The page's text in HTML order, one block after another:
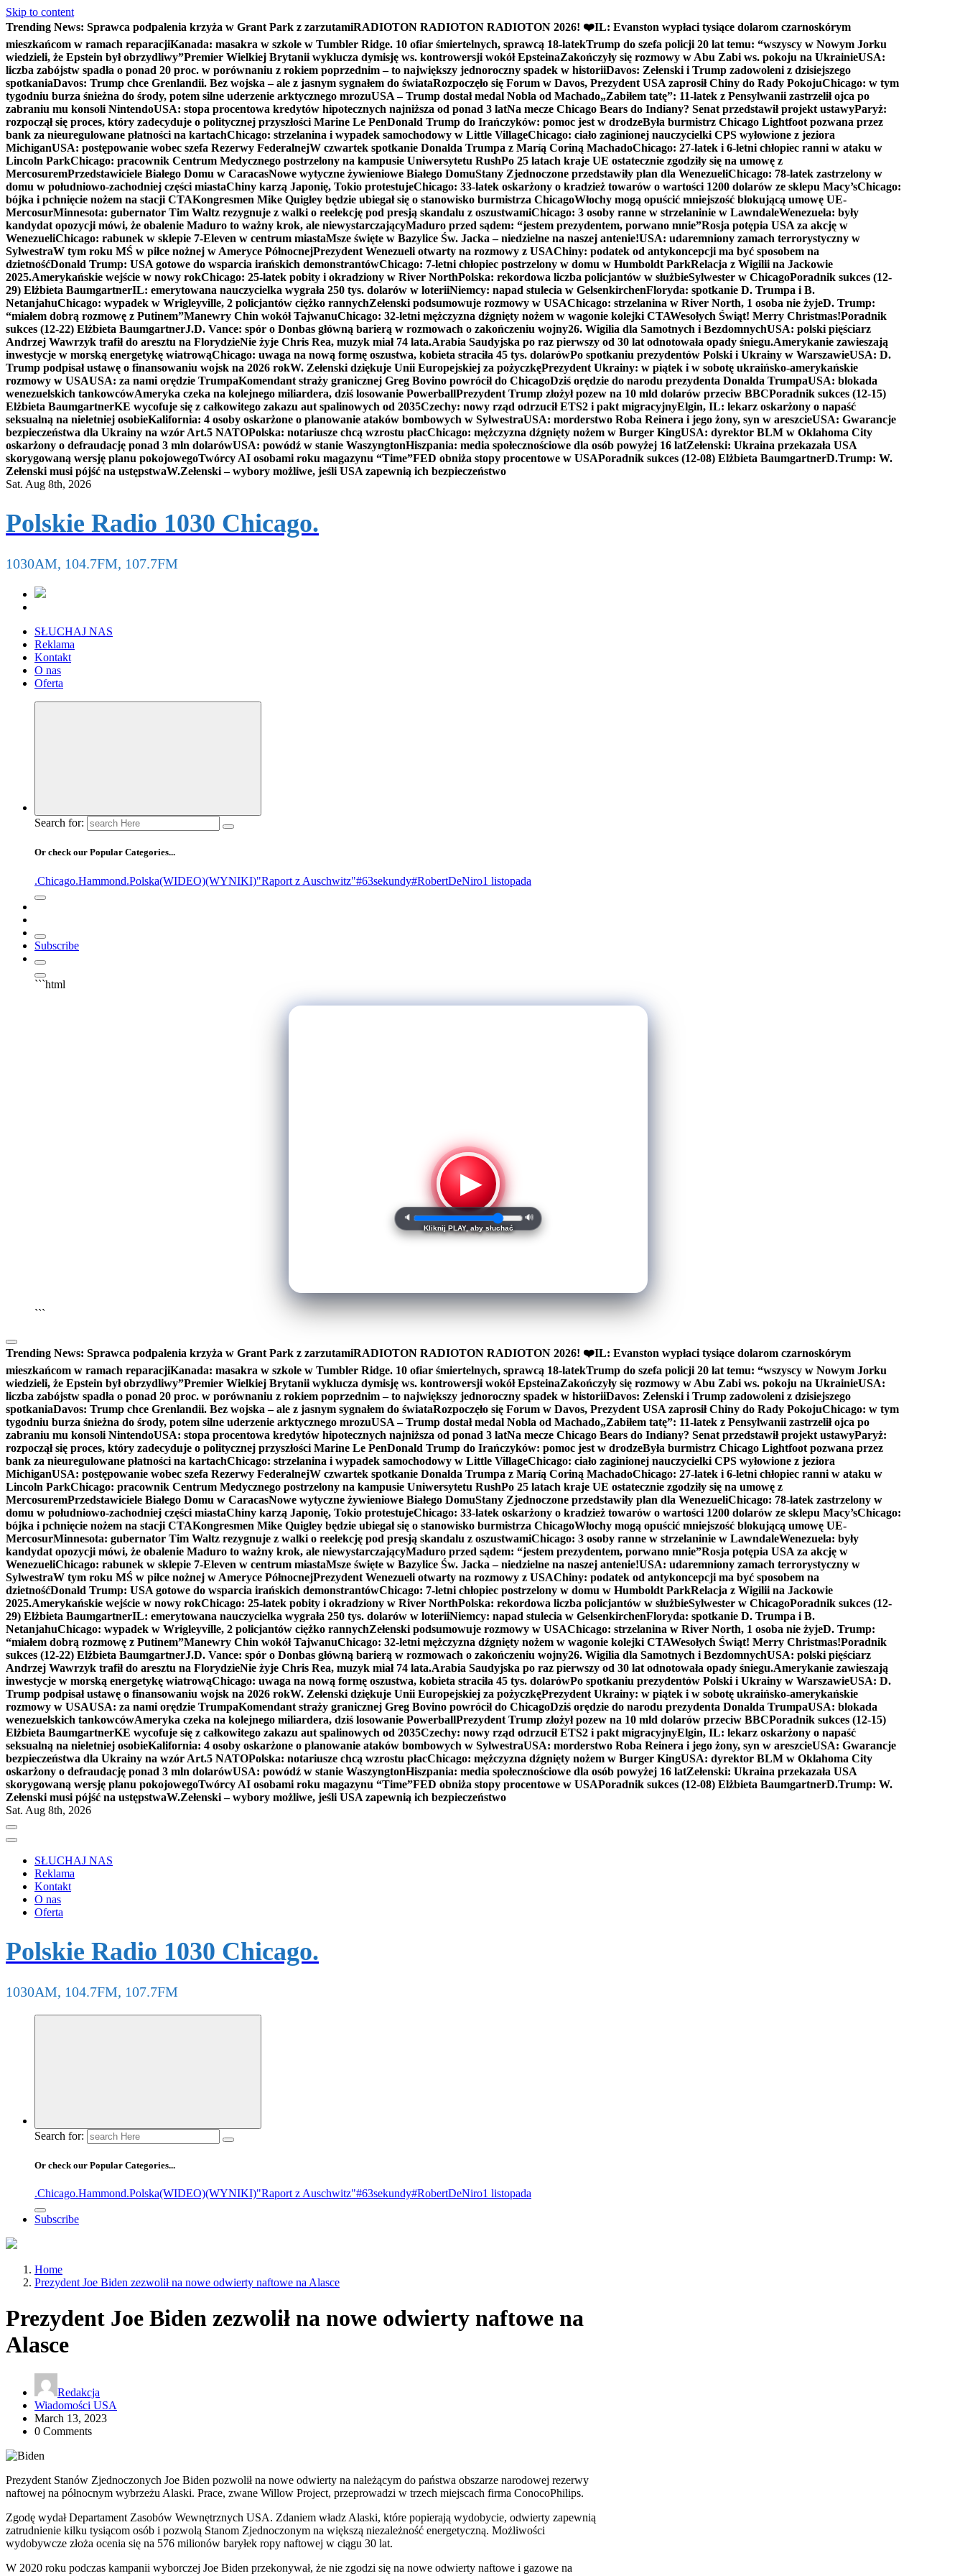
Skip to content
Trending News: Sprawca podpalenia krzyża w Grant Park z zarzutamiRADIOTON RADIOTON RADIOTON 2026! ❤️IL: Evanston wypłaci tysiące dolarom czarnoskórym
mieszkańcom w ramach reparacjiKanada: masakra w szkole w Tumbler Ridge. 10 ofiar śmiertelnych, sprawcą 18-latekTrump do szefa policji 20 lat temu: “wszyscy w Nowym Jorku
wiedzieli, że Epstein był obrzydliwy”Premier Wielkiej Brytanii wyklucza dymisję ws. kontrowersji wokół EpsteinaZakończyły się rozmowy w Abu Zabi ws. pokoju na UkrainieUSA:
liczba zabójstw spadła o ponad 20 proc. w porównaniu z rokiem poprzednim – to największy jednoroczny spadek w historiiDavos: Zełenski i Trump zadowoleni z dzisiejszego
spotkaniaDavos: Trump chce Grenlandii. Bez wojska – ale z jasnym sygnałem do świataRozpoczęło się Forum w Davos, Prezydent USA zaprosił Chiny do Rady PokojuChicago: w tym
tygodniu burza śnieżna do środy, potem silne uderzenie arktycznego mrozuUSA – Trump dostał medal Nobla od Machado„Zabiłem tatę”: 11-latek z Pensylwanii zastrzelił ojca po
zabraniu mu konsoli NintendoUSA: stopa procentowa kredytów hipotecznych najniższa od ponad 3 latNa mecze Chicago Bears do Indiany? Senat przedstawił projekt ustawyParyż:
rozpoczął się proces, który zadecyduje o politycznej przyszłości Marine Le PenDonald Trump do Irańczyków: pomoc jest w drodzeByła burmistrz Chicago Lightfoot pozwana przez
bank za nieuregulowane płatności na kartachChicago: strzelanina i wypadek samochodowy w Little VillageChicago: ciało zaginionej nauczycielki CPS wyłowione z jeziora
MichiganUSA: postępowanie wobec szefa Rezerwy FederalnejW czwartek spotkanie Donalda Trumpa z Maríą Coriną MachadoChicago: 27-latek i 6-letni chłopiec ranni w ataku w
Lincoln ParkChicago: pracownik Centrum Medycznego postrzelony na kampusie Uniwersytetu RushPo 25 latach kraje UE ostatecznie zgodziły się na umowę z
MercosuremPrzedstawiciele Białego Domu w CaracasNowe wytyczne żywieniowe Białego DomuStany Zjednoczone przedstawiły plan dla WenezueliChicago: 78-latek zastrzelony w
domu w południowo-zachodniej części miastaChiny karzą Japonię, Tokio protestujeChicago: 33-latek oskarżony o kradzież towarów o wartości 1200 dolarów ze sklepu Macy’sChicago:
bójka i pchnięcie nożem na stacji CTAKongresmen Mike Quigley będzie ubiegał się o stanowisko burmistrza ChicagoWłochy mogą opuścić mniejszość blokującą umowę UE-
MercosurMinnesota: gubernator Tim Waltz rezygnuje z walki o reelekcję pod presją skandalu z oszustwamiChicago: 3 osoby ranne w strzelaninie w LawndaleWenezuela: były
kandydat opozycji mówi, że obalenie Maduro to ważny krok, ale niewystarczającyMaduro przed sądem: “jestem prezydentem, porwano mnie”Rosja potępia USA za akcję w
WenezueliChicago: rabunek w sklepie 7-Eleven w centrum miastaMsze święte w Bazylice Św. Jacka – niedzielne na naszej antenie!USA: udaremniony zamach terrorystyczny w
SylwestraW tym roku MŚ w piłce nożnej w Ameryce PółnocnejPrezydent Wenezueli otwarty na rozmowy z USAChiny: podatek od antykoncepcji ma być sposobem na
dzietnośćDonald Trump: USA gotowe do wsparcia irańskich demonstrantówChicago: 7-letni chłopiec postrzelony w domu w Humboldt ParkRelacja z Wigilii na Jackowie
2025.Amerykańskie wejście w nowy rokChicago: 25-latek pobity i okradziony w River NorthPolska: rekordowa liczba policjantów w służbieSylwester w ChicagoPoradnik sukces (12-
29) Elżbieta BaumgartnerIL: emerytowana nauczycielka wygrała 250 tys. dolarów w loteriiNiemcy: napad stulecia w GelsenkirchenFloryda: spotkanie D. Trumpa i B.
NetanjahuChicago: wypadek w Wrigleyville, 2 policjantów ciężko rannychZełenski podsumowuje rozmowy w USAChicago: strzelanina w River North, 1 osoba nie żyjeD. Trump:
“miałem dobrą rozmowę z Putinem”Manewry Chin wokół TajwanuChicago: 32-letni mężczyzna dźgnięty nożem w wagonie kolejki CTAWesołych Świąt! Merry Christmas!Poradnik
sukces (12-22) Elżbieta BaumgartnerJ.D. Vance: spór o Donbas główną barierą w rozmowach o zakończeniu wojny26. Wigilia dla Samotnych i BezdomnychUSA: polski pięściarz
Andrzej Wawrzyk trafił do aresztu na FlorydzieNie żyje Chris Rea, muzyk miał 74 lata.Arabia Saudyjska po raz pierwszy od 30 lat odnotowała opady śniegu.Amerykanie zawieszają
inwestycje w morską energetykę wiatrowąChicago: uwaga na nową formę oszustwa, kobieta straciła 45 tys. dolarówPo spotkaniu prezydentów Polski i Ukrainy w WarszawieUSA: D.
Trump podpisał ustawę o finansowaniu wojsk na 2026 rokW. Zełenski dziękuje Unii Europejskiej za pożyczkęPrezydent Ukrainy: w piątek i w sobotę ukraińsko-amerykańskie
rozmowy w USAUSA: za nami orędzie TrumpaKomendant straży granicznej Greg Bovino powrócił do ChicagoDziś orędzie do narodu prezydenta Donalda TrumpaUSA: blokada
wenezuelskich tankowcówAmeryka czeka na kolejnego miliardera, dziś losowanie PowerballPrezydent Trump złożył pozew na 10 mld dolarów przeciw BBCPoradnik sukces (12-15)
Elżbieta BaumgartnerKE wycofuje się z całkowitego zakazu aut spalinowych od 2035Czechy: nowy rząd odrzucił ETS2 i pakt migracyjnyElgin, IL: lekarz oskarżony o napaść
seksualną na nieletniej osobieKalifornia: 4 osoby oskarżone o planowanie ataków bombowych w SylwestraUSA: morderstwo Roba Reinera i jego żony, syn w areszcieUSA: Gwarancje
bezpieczeństwa dla Ukrainy na wzór Art.5 NATOPolska: notariusze chcą wzrostu płacChicago: mężczyzna dźgnięty nożem w Burger KingUSA: dyrektor BLM w Oklahoma City
oskarżony o defraudację ponad 3 mln dolarówUSA: powódź w stanie WaszyngtonHiszpania: media społecznościowe dla osób powyżej 16 latZełenski: Ukraina przekazała USA
skorygowaną wersję planu pokojowegoTwórcy AI osobami roku magazynu “Time”FED obniża stopy procentowe w USAPoradnik sukces (12-08) Elżbieta BaumgartnerD.Trump: W.
Zełenski musi pójść na ustępstwaW.Zełenski – wybory możliwe, jeśli USA zapewnią ich bezpieczeństwo
Sat. Aug 8th, 2026
Polskie Radio 1030 Chicago.
1030AM, 104.7FM, 107.7FM
SŁUCHAJ NAS
Reklama
Kontakt
O nas
Oferta
Search for:
Or check our Popular Categories...
.Chicago.Hammond.Polska(WIDEO)(WYNIKI)"Raport z Auschwitz"#63sekundy#RobertDeNiro1 listopada
Subscribe
```html
▶
🔈 🔊
Kliknij PLAY, aby słuchać
```
Trending News: Sprawca podpalenia krzyża w Grant Park z zarzutamiRADIOTON RADIOTON RADIOTON 2026! ❤️IL: Evanston wypłaci tysiące dolarom czarnoskórym
mieszkańcom w ramach reparacjiKanada: masakra w szkole w Tumbler Ridge. 10 ofiar śmiertelnych, sprawcą 18-latekTrump do szefa policji 20 lat temu: “wszyscy w Nowym Jorku
wiedzieli, że Epstein był obrzydliwy”Premier Wielkiej Brytanii wyklucza dymisję ws. kontrowersji wokół EpsteinaZakończyły się rozmowy w Abu Zabi ws. pokoju na UkrainieUSA:
liczba zabójstw spadła o ponad 20 proc. w porównaniu z rokiem poprzednim – to największy jednoroczny spadek w historiiDavos: Zełenski i Trump zadowoleni z dzisiejszego
spotkaniaDavos: Trump chce Grenlandii. Bez wojska – ale z jasnym sygnałem do świataRozpoczęło się Forum w Davos, Prezydent USA zaprosił Chiny do Rady PokojuChicago: w tym
tygodniu burza śnieżna do środy, potem silne uderzenie arktycznego mrozuUSA – Trump dostał medal Nobla od Machado„Zabiłem tatę”: 11-latek z Pensylwanii zastrzelił ojca po
zabraniu mu konsoli NintendoUSA: stopa procentowa kredytów hipotecznych najniższa od ponad 3 latNa mecze Chicago Bears do Indiany? Senat przedstawił projekt ustawyParyż:
rozpoczął się proces, który zadecyduje o politycznej przyszłości Marine Le PenDonald Trump do Irańczyków: pomoc jest w drodzeByła burmistrz Chicago Lightfoot pozwana przez
bank za nieuregulowane płatności na kartachChicago: strzelanina i wypadek samochodowy w Little VillageChicago: ciało zaginionej nauczycielki CPS wyłowione z jeziora
MichiganUSA: postępowanie wobec szefa Rezerwy FederalnejW czwartek spotkanie Donalda Trumpa z Maríą Coriną MachadoChicago: 27-latek i 6-letni chłopiec ranni w ataku w
Lincoln ParkChicago: pracownik Centrum Medycznego postrzelony na kampusie Uniwersytetu RushPo 25 latach kraje UE ostatecznie zgodziły się na umowę z
MercosuremPrzedstawiciele Białego Domu w CaracasNowe wytyczne żywieniowe Białego DomuStany Zjednoczone przedstawiły plan dla WenezueliChicago: 78-latek zastrzelony w
domu w południowo-zachodniej części miastaChiny karzą Japonię, Tokio protestujeChicago: 33-latek oskarżony o kradzież towarów o wartości 1200 dolarów ze sklepu Macy’sChicago:
bójka i pchnięcie nożem na stacji CTAKongresmen Mike Quigley będzie ubiegał się o stanowisko burmistrza ChicagoWłochy mogą opuścić mniejszość blokującą umowę UE-
MercosurMinnesota: gubernator Tim Waltz rezygnuje z walki o reelekcję pod presją skandalu z oszustwamiChicago: 3 osoby ranne w strzelaninie w LawndaleWenezuela: były
kandydat opozycji mówi, że obalenie Maduro to ważny krok, ale niewystarczającyMaduro przed sądem: “jestem prezydentem, porwano mnie”Rosja potępia USA za akcję w
WenezueliChicago: rabunek w sklepie 7-Eleven w centrum miastaMsze święte w Bazylice Św. Jacka – niedzielne na naszej antenie!USA: udaremniony zamach terrorystyczny w
SylwestraW tym roku MŚ w piłce nożnej w Ameryce PółnocnejPrezydent Wenezueli otwarty na rozmowy z USAChiny: podatek od antykoncepcji ma być sposobem na
dzietnośćDonald Trump: USA gotowe do wsparcia irańskich demonstrantówChicago: 7-letni chłopiec postrzelony w domu w Humboldt ParkRelacja z Wigilii na Jackowie
2025.Amerykańskie wejście w nowy rokChicago: 25-latek pobity i okradziony w River NorthPolska: rekordowa liczba policjantów w służbieSylwester w ChicagoPoradnik sukces (12-
29) Elżbieta BaumgartnerIL: emerytowana nauczycielka wygrała 250 tys. dolarów w loteriiNiemcy: napad stulecia w GelsenkirchenFloryda: spotkanie D. Trumpa i B.
NetanjahuChicago: wypadek w Wrigleyville, 2 policjantów ciężko rannychZełenski podsumowuje rozmowy w USAChicago: strzelanina w River North, 1 osoba nie żyjeD. Trump:
“miałem dobrą rozmowę z Putinem”Manewry Chin wokół TajwanuChicago: 32-letni mężczyzna dźgnięty nożem w wagonie kolejki CTAWesołych Świąt! Merry Christmas!Poradnik
sukces (12-22) Elżbieta BaumgartnerJ.D. Vance: spór o Donbas główną barierą w rozmowach o zakończeniu wojny26. Wigilia dla Samotnych i BezdomnychUSA: polski pięściarz
Andrzej Wawrzyk trafił do aresztu na FlorydzieNie żyje Chris Rea, muzyk miał 74 lata.Arabia Saudyjska po raz pierwszy od 30 lat odnotowała opady śniegu.Amerykanie zawieszają
inwestycje w morską energetykę wiatrowąChicago: uwaga na nową formę oszustwa, kobieta straciła 45 tys. dolarówPo spotkaniu prezydentów Polski i Ukrainy w WarszawieUSA: D.
Trump podpisał ustawę o finansowaniu wojsk na 2026 rokW. Zełenski dziękuje Unii Europejskiej za pożyczkęPrezydent Ukrainy: w piątek i w sobotę ukraińsko-amerykańskie
rozmowy w USAUSA: za nami orędzie TrumpaKomendant straży granicznej Greg Bovino powrócił do ChicagoDziś orędzie do narodu prezydenta Donalda TrumpaUSA: blokada
wenezuelskich tankowcówAmeryka czeka na kolejnego miliardera, dziś losowanie PowerballPrezydent Trump złożył pozew na 10 mld dolarów przeciw BBCPoradnik sukces (12-15)
Elżbieta BaumgartnerKE wycofuje się z całkowitego zakazu aut spalinowych od 2035Czechy: nowy rząd odrzucił ETS2 i pakt migracyjnyElgin, IL: lekarz oskarżony o napaść
seksualną na nieletniej osobieKalifornia: 4 osoby oskarżone o planowanie ataków bombowych w SylwestraUSA: morderstwo Roba Reinera i jego żony, syn w areszcieUSA: Gwarancje
bezpieczeństwa dla Ukrainy na wzór Art.5 NATOPolska: notariusze chcą wzrostu płacChicago: mężczyzna dźgnięty nożem w Burger KingUSA: dyrektor BLM w Oklahoma City
oskarżony o defraudację ponad 3 mln dolarówUSA: powódź w stanie WaszyngtonHiszpania: media społecznościowe dla osób powyżej 16 latZełenski: Ukraina przekazała USA
skorygowaną wersję planu pokojowegoTwórcy AI osobami roku magazynu “Time”FED obniża stopy procentowe w USAPoradnik sukces (12-08) Elżbieta BaumgartnerD.Trump: W.
Zełenski musi pójść na ustępstwaW.Zełenski – wybory możliwe, jeśli USA zapewnią ich bezpieczeństwo
Sat. Aug 8th, 2026
SŁUCHAJ NAS
Reklama
Kontakt
O nas
Oferta
Polskie Radio 1030 Chicago.
1030AM, 104.7FM, 107.7FM
Search for:
Or check our Popular Categories...
.Chicago.Hammond.Polska(WIDEO)(WYNIKI)"Raport z Auschwitz"#63sekundy#RobertDeNiro1 listopada
Subscribe
Home
Prezydent Joe Biden zezwolił na nowe odwierty naftowe na Alasce
Prezydent Joe Biden zezwolił na nowe odwierty naftowe na
Alasce
Redakcja
Wiadomości USA
March 13, 2023
0 Comments
Prezydent Stanów Zjednoczonych Joe Biden pozwolił na nowe odwierty na należącym do państwa obszarze narodowej rezerwy
naftowej na północnym wybrzeżu Alaski. Prace, zwane Willow Project, przeprowadzi w trzech miejscach firma ConocoPhilips.
Zgodę wydał Departament Zasobów Wewnętrznych USA. Zdaniem władz Alaski, które popierają wydobycie, odwierty zapewnią
zatrudnienie kilku tysiącom osób i pozwolą Stanom Zjednoczonym na większą niezależność energetyczną. Możliwości
wydobywcze złoża ocenia się na 576 milionów baryłek ropy naftowej w ciągu 30 lat.
W 2020 roku podczas kampanii wyborczej Joe Biden przekonywał, że nie zgodzi się na nowe odwierty naftowe i gazowe na